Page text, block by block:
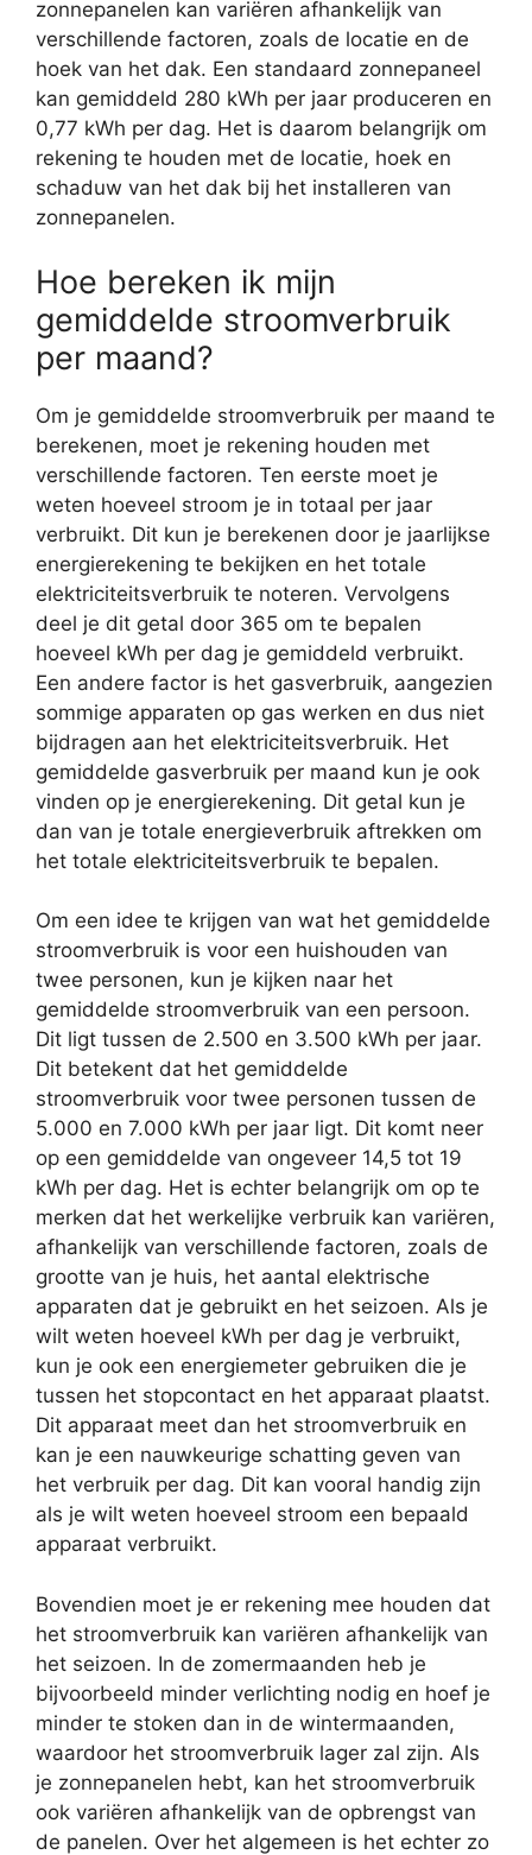
zonnepanelen kan variëren afhankelijk van
verschillende factoren, zoals de locatie en de
hoek van het dak. Een standaard zonnepaneel
kan gemiddeld 280 kWh per jaar produceren en
0,77 kWh per dag. Het is daarom belangrijk om
rekening te houden met de locatie, hoek en
schaduw van het dak bij het installeren van
zonnepanelen.
Hoe bereken ik mijn
gemiddelde stroomverbruik
per maand?
Om je gemiddelde stroomverbruik per maand te
berekenen, moet je rekening houden met
verschillende factoren. Ten eerste moet je
weten hoeveel stroom je in totaal per jaar
verbruikt. Dit kun je berekenen door je jaarlijkse
energierekening te bekijken en het totale
elektriciteitsverbruik te noteren. Vervolgens
deel je dit getal door 365 om te bepalen
hoeveel kWh per dag je gemiddeld verbruikt.
Een andere factor is het gasverbruik, aangezien
sommige apparaten op gas werken en dus niet
bijdragen aan het elektriciteitsverbruik. Het
gemiddelde gasverbruik per maand kun je ook
vinden op je energierekening. Dit getal kun je
dan van je totale energieverbruik aftrekken om
het totale elektriciteitsverbruik te bepalen.
Om een idee te krijgen van wat het gemiddelde
stroomverbruik is voor een huishouden van
twee personen, kun je kijken naar het
gemiddelde stroomverbruik van een persoon.
Dit ligt tussen de 2.500 en 3.500 kWh per jaar.
Dit betekent dat het gemiddelde
stroomverbruik voor twee personen tussen de
5.000 en 7.000 kWh per jaar ligt. Dit komt neer
op een gemiddelde van ongeveer 14,5 tot 19
kWh per dag. Het is echter belangrijk om op te
merken dat het werkelijke verbruik kan variëren,
afhankelijk van verschillende factoren, zoals de
grootte van je huis, het aantal elektrische
apparaten dat je gebruikt en het seizoen. Als je
wilt weten hoeveel kWh per dag je verbruikt,
kun je ook een energiemeter gebruiken die je
tussen het stopcontact en het apparaat plaatst.
Dit apparaat meet dan het stroomverbruik en
kan je een nauwkeurige schatting geven van
het verbruik per dag. Dit kan vooral handig zijn
als je wilt weten hoeveel stroom een bepaald
apparaat verbruikt.
Bovendien moet je er rekening mee houden dat
het stroomverbruik kan variëren afhankelijk van
het seizoen. In de zomermaanden heb je
bijvoorbeeld minder verlichting nodig en hoef je
minder te stoken dan in de wintermaanden,
waardoor het stroomverbruik lager zal zijn. Als
je zonnepanelen hebt, kan het stroomverbruik
ook variëren afhankelijk van de opbrengst van
de panelen. Over het algemeen is het echter zo